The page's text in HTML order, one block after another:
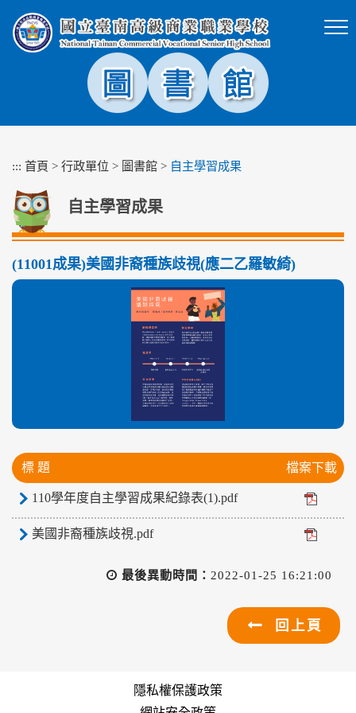
塊
::: 首頁 > 行政單位 > 圖書館 > 自主學習成果
自主學習成果
(11001成果)美國非裔種族歧視(應二乙羅敏綺)
標 題 檔案下載
110學年度自主學習成果紀錄表(1).pdf
美國非裔種族歧視.pdf
最後異動時間： 2022-01-25 16:21:00
回上頁
隱私權保護政策